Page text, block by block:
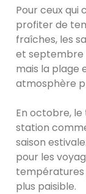
Pour ceux qui
profiter de
fraîches, les
et septembre
mais la plage
atmosphère
En octobre,
station
saison
pour les
températures
plus paisible.